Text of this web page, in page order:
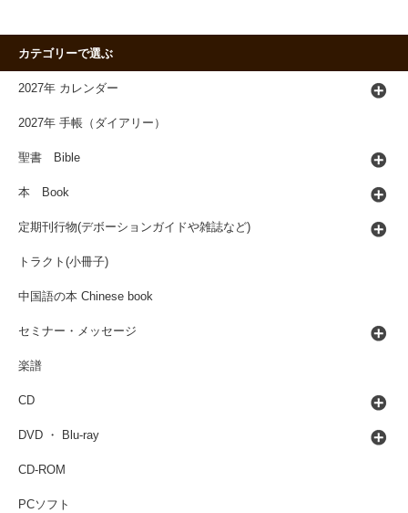
カテゴリーで選ぶ
2027年 カレンダー
2027年 手帳（ダイアリー）
聖書 Bible
本 Book
定期刊行物(デボーションガイドや雑誌など)
トラクト(小冊子)
中国語の本 Chinese book
セミナー・メッセージ
楽譜
CD
DVD ・ Blu-ray
CD-ROM
PCソフト